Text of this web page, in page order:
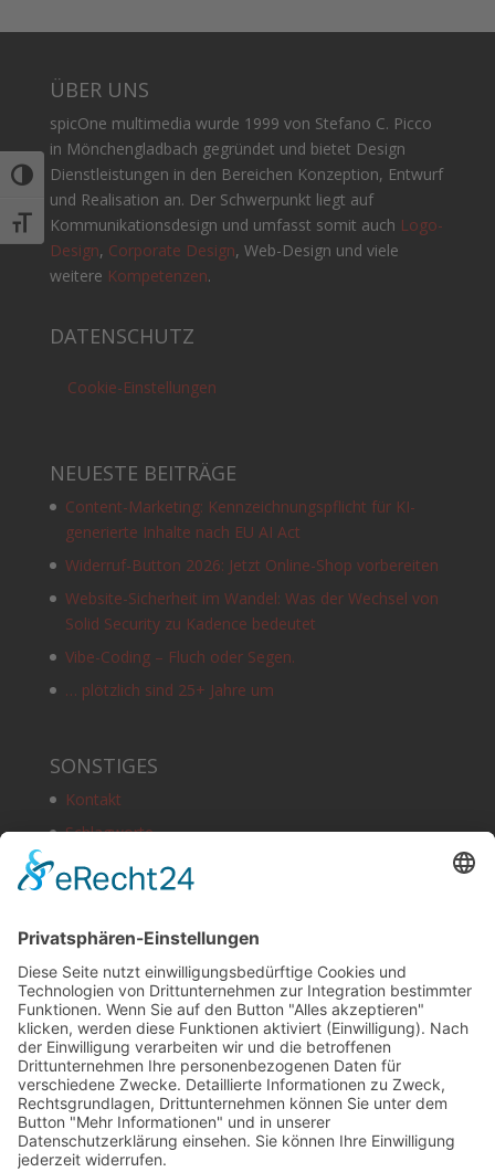
Umschalten auf hohe Kontraste
Schrift vergrößern
ÜBER UNS
spicOne multimedia wurde 1999 von Stefano C. Picco
in Mönchengladbach gegründet und bietet Design
Dienstleistungen in den Bereichen Konzeption, Entwurf
und Realisation an. Der Schwerpunkt liegt auf
Kommunikationsdesign und umfasst somit auch Logo-
Design, Corporate Design, Web-Design und viele
weitere Kompetenzen.
DATENSCHUTZ
Cookie-Einstellungen
NEUESTE BEITRÄGE
Content-Marketing: Kennzeichnungspflicht für KI-
generierte Inhalte nach EU AI Act
Widerruf-Button 2026: Jetzt Online-Shop vorbereiten
Website-Sicherheit im Wandel: Was der Wechsel von
Solid Security zu Kadence bedeutet
Vibe-Coding – Fluch oder Segen.
… plötzlich sind 25+ Jahre um
SONSTIGES
Kontakt
Schlagworte
Impressum
Copyright
HOSTING